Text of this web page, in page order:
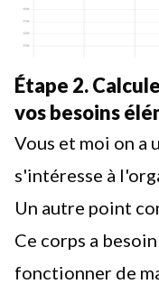
Étape 2.
vos besoins
Vous et moi on a
s'intéresse à
Un autre point
Ce corps a
fonctionner de